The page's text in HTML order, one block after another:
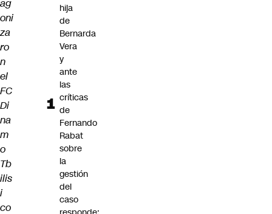
ag
oni
za
ro
n
el
FC
Di
na
m
o
Tb
ilis
i
co
hija
de
Bernarda
Vera
y
ante
las
críticas
de
Fernando
Rabat
sobre
la
gestión
del
caso